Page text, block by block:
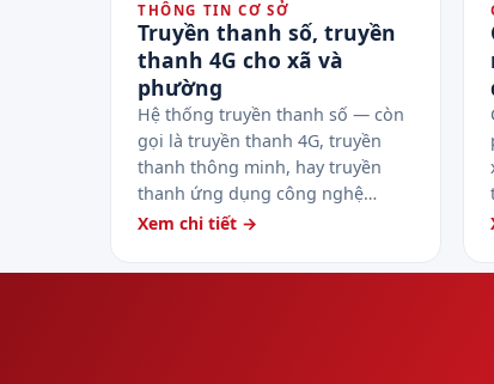
THÔNG TIN CƠ SỞ
Truyền thanh số, truyền
thanh 4G cho xã và
phường
Hệ thống truyền thanh số — còn
gọi là truyền thanh 4G, truyền
thanh thông minh, hay truyền
thanh ứng dụng công nghệ…
Xem chi tiết →